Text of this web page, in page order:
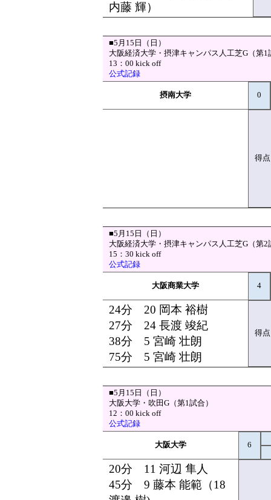
内藤 輝）
■5月15日（日）
大阪経済大学・摂津キャンパス人工芝G（第1
13：00 kick off
公式記録
摂南大学 0
得
■5月15日（日）
大阪経済大学・摂津キャンパス人工芝G（第2
15：30 kick off
公式記録
大阪商業大学 4
24分 20 岡本 裕樹
27分 24 長渡 竣紀
38分 5 宮崎 壮朗
75分 5 宮崎 壮朗
得
■5月15日（日）
大阪大学・吹田G（第1試合）
12：00 kick off
公式記録
大阪大学 6
20分 11 河辺 隼人
45分 9 藤本 能範（18